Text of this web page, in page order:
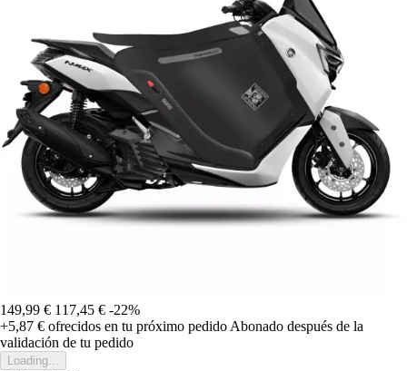
149,99 € 117,45 € -22%
+5,87 € ofrecidos en tu próximo pedido Abonado después de la
validación de tu pedido
Loading...